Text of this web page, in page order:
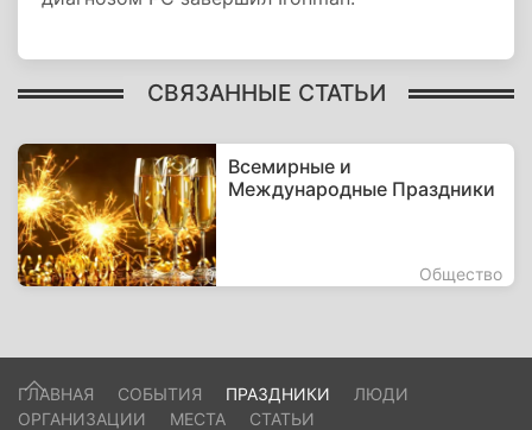
СВЯЗАННЫЕ СТАТЬИ
Всемирные и
Международные Праздники
Общество
ГЛАВНАЯ СОБЫТИЯ ПРАЗДНИКИ
ЛЮДИ
ОРГАНИЗАЦИИ
МЕСТА СТАТЬИ